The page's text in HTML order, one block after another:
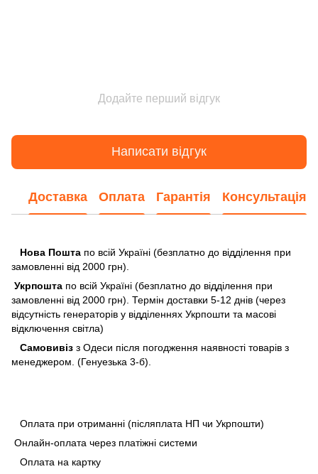
Додайте перший відгук
Написати відгук
Доставка Оплата Гарантія Консультація
Нова Пошта по всій Україні (безплатно до відділення при
замовленні від 2000 грн).
Укрпошта по всій Україні (безплатно до відділення при
замовленні від 2000 грн). Термін доставки 5-12 днів (через
відсутність генераторів у відділеннях Укрпошти та масові
відключення світла)
Самовивіз з Одеси після погодження наявності товарів з
менеджером. (Генуезька 3-б).
Оплата при отриманні (післяплата НП чи Укрпошти)
Онлайн-оплата через платіжні системи
Оплата на картку